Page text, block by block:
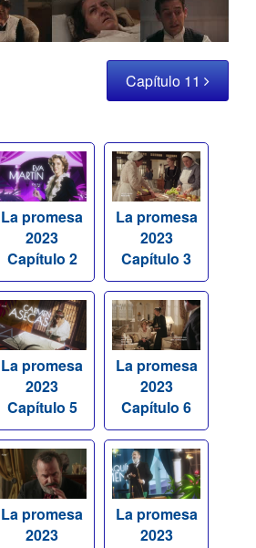
Capítulo 11
La promesa
2023
Capítulo 2
La promesa
2023
Capítulo 3
La promesa
2023
Capítulo 5
La promesa
2023
Capítulo 6
La promesa
2023
La promesa
2023